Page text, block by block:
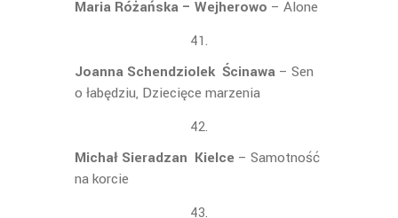
Maria Różańska – Wejherowo – Alone
Joanna Schendziolek Ścinawa – Sen
o łabędziu, Dziecięce marzenia
Michał Sieradzan Kielce – Samotność
na korcie